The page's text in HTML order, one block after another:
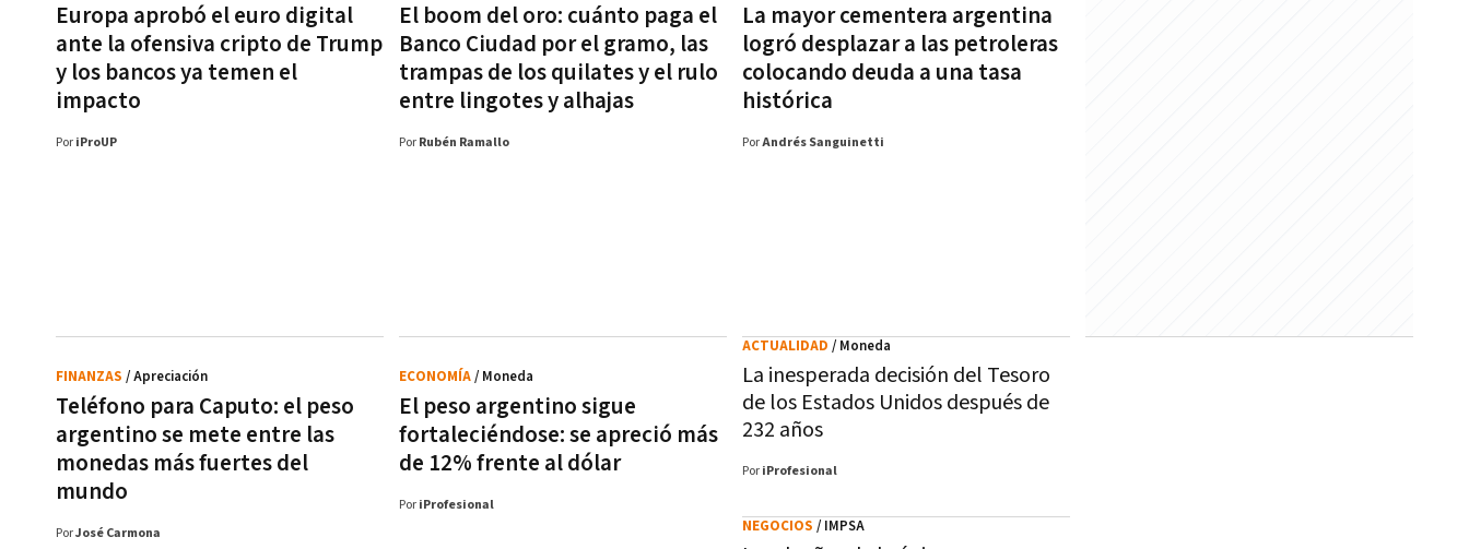
Europa aprobó el euro digital
ante la ofensiva cripto de Trump
y los bancos ya temen el
impacto
Por iProUP
El boom del oro: cuánto paga el
Banco Ciudad por el gramo, las
trampas de los quilates y el rulo
entre lingotes y alhajas
Por Rubén Ramallo
Teléfono para Caputo: el peso
argentino se mete entre las
monedas más fuertes del
mundo
FINANZAS / Apreciación
PorJosé Carmona
El peso argentino sigue
fortaleciéndose: se apreció más
de 12% frente al dólar
ECONOMÍA/ Moneda
Por iProfesional
La mayor cementera argentina
logró desplazar a las petroleras
colocando deuda a una tasa
histórica
PorAndrés Sanguinetti
La inesperada decisión del Tesoro
de los Estados Unidos después de
232 años
ACTUALIDAD / Moneda
Por iProfesional
NEGOCIOS / IMPSA